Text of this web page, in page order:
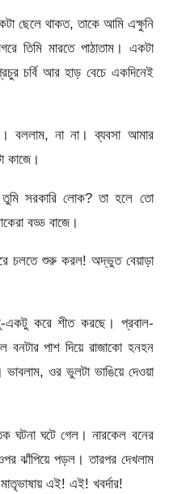
ছেলে থাকত, তাকে আমি এক্ষুনি
তিমি মারতে পাঠাতাম। একটা
চর্বি আর হাড় বেচে একদিনেই
বললাম, না না। ব্যবসা আমার
কাজে।
সরকারি লোক? তা হলে তো
বড্ড বাজে।
চলতে শুরু করল! অদ্ভুত বেয়াড়া
একটু করে শীত করছে। প্রবাল-
বনটার পাশ দিয়ে রাজাকো হনহন
ওর ভুলটা ভাঙিয়ে দেওয়া
ঘটনা ঘটে গেল। নারকেল বনের
ঝাঁপিয়ে পড়ল। তারপর দেখলাম
এই! এই! খবর্দার!